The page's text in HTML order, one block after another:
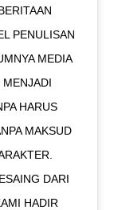
PENULISAN
MEDIA
HARUS
MAKSUD
DARI
HADIR